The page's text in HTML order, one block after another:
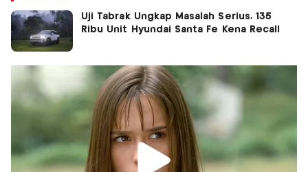
Uji Tabrak Ungkap Masalah Serius, 135
Ribu Unit Hyundai Santa Fe Kena Recall